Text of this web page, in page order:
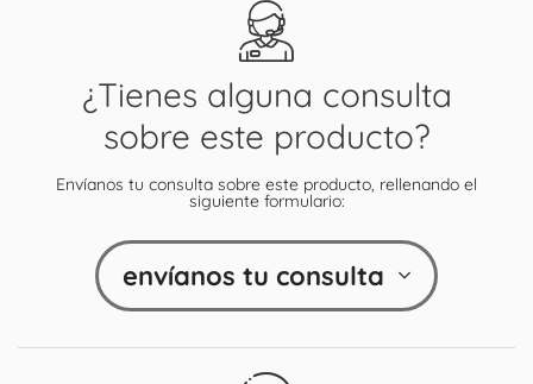
¿Tienes alguna consulta
sobre este producto?
Envíanos tu consulta sobre este producto, rellenando el
siguiente formulario:
envíanos tu consulta